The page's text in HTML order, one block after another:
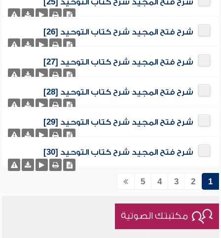
شرح فتح المجيد شرح كتاب التوحيد [25]
شرح فتح المجيد شرح كتاب التوحيد [26]
شرح فتح المجيد شرح كتاب التوحيد [27]
شرح فتح المجيد شرح كتاب التوحيد [28]
شرح فتح المجيد شرح كتاب التوحيد [29]
شرح فتح المجيد شرح كتاب التوحيد [30]
1
2
3
4
5
مكتبتك الصوتية